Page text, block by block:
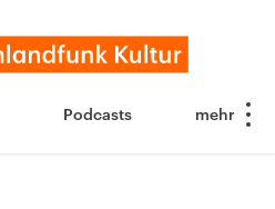
Podcasts